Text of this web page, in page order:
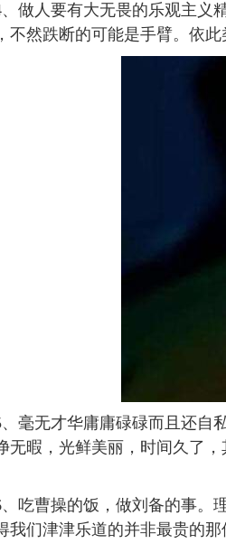
人要有大无畏的乐观主义精
不然跌断的可能是手臂。依此
无才华庸庸碌碌而且还自私
无暇，光鲜美丽，时间久了
曹操的饭，做刘备的事。理
我们津津乐道的并非最贵的